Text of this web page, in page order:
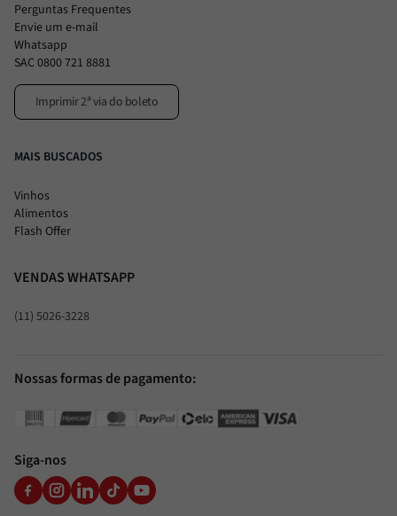
Perguntas Frequentes
Envie um e-mail
Whatsapp
SAC 0800 721 8881
Imprimir 2ª via do boleto
MAIS BUSCADOS
Vinhos
Alimentos
Flash Offer
VENDAS WHATSAPP
(11) 5026-3228
Nossas formas de pagamento:
Siga-nos